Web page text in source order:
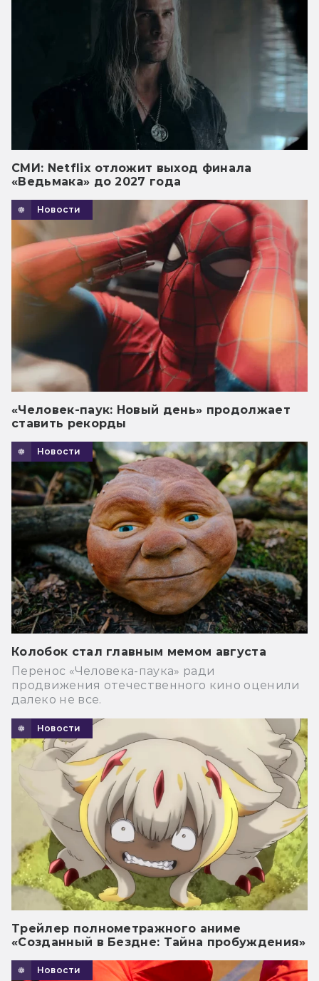
СМИ: Netflix отложит выход финала
«Ведьмака» до 2027 года
Новости
«Человек-паук: Новый день» продолжает
ставить рекорды
Новости
Колобок стал главным мемом августа
Перенос «Человека-паука» ради
продвижения отечественного кино оценили
далеко не все.
Новости
Трейлер полнометражного аниме
«Созданный в Бездне: Тайна пробуждения»
Новости